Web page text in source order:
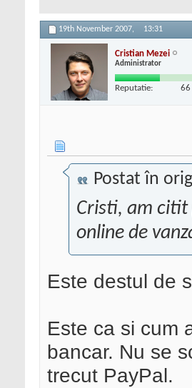
19th November 2007, 13:31
Cristian Mezei
Administrator
Reputatie: 66
Postat în
Cristi, am citit
online de
Este destul de
Este ca si cum
bancar. Nu se
trecut PayPal.